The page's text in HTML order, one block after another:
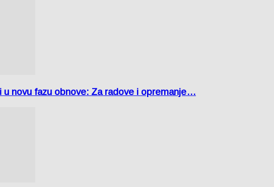
u novu fazu obnove: Za radove i opremanje…